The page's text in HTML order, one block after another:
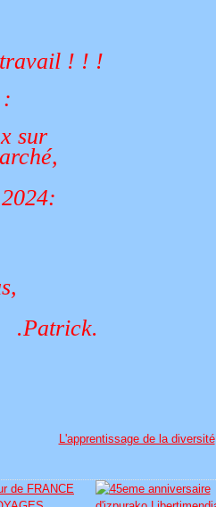
! ! !
sur
L'apprentissage de la diversité